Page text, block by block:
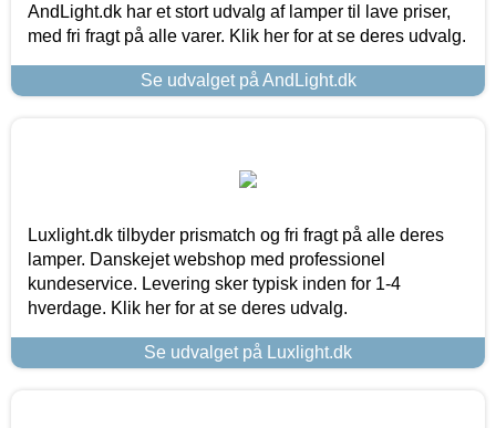
AndLight.dk har et stort udvalg af lamper til lave priser,
med fri fragt på alle varer. Klik her for at se deres udvalg.
Se udvalget på AndLight.dk
Luxlight.dk tilbyder prismatch og fri fragt på alle deres
lamper. Danskejet webshop med professionel
kundeservice. Levering sker typisk inden for 1-4
hverdage. Klik her for at se deres udvalg.
Se udvalget på Luxlight.dk